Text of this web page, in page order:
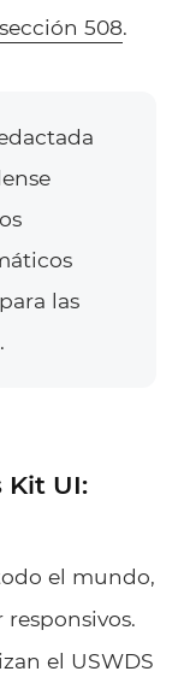
508.
las
Kit UI:
el mundo,
el USWDS